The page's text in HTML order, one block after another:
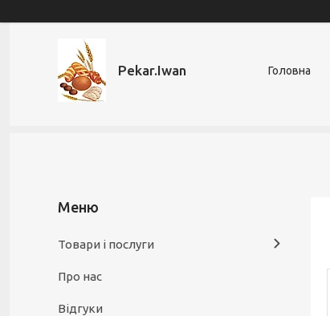
Pekar.Iwan Головна
Товари і послуги
Про нас
Відгуки